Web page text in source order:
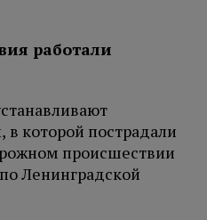
работали
в которой пострадали
происшествии
Ленинградской